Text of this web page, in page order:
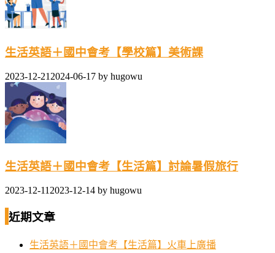
生活英語＋國中會考【學校篇】美術課
2023-12-21 2024-06-17 by hugowu
生活英語＋國中會考【生活篇】討論暑假旅行
2023-12-11 2023-12-14 by hugowu
近期文章
生活英語＋國中會考【生活篇】火車上廣播